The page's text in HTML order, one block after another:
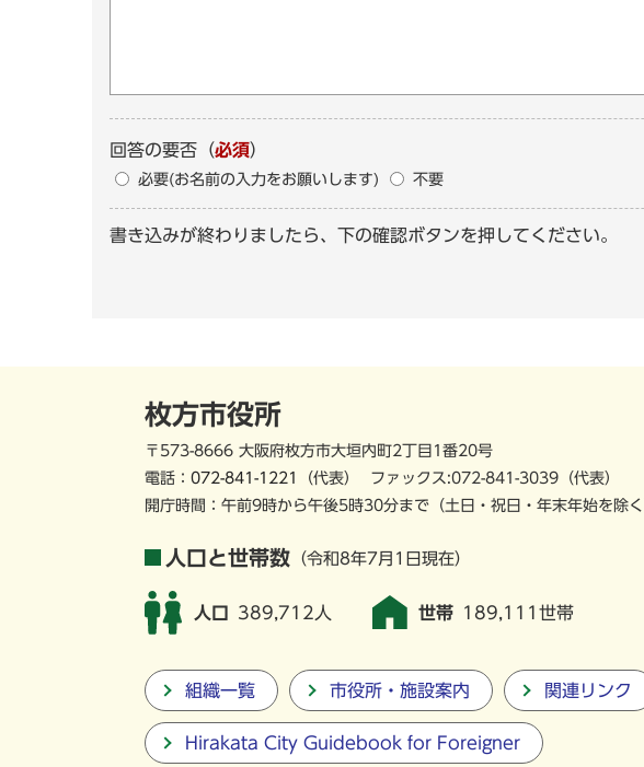
回答の要否 （必須）
必要(お名前の入力をお願いします) 不要
書き込みが終わりましたら、下の確認ボタンを押してください。
枚方市役所
〒573-8666 大阪府枚方市大垣内町2丁目1番20号
電話： 072-841-1221 （代表） ファックス:072-841-3039（代表）
開庁時間：午前9時から午後5時30分まで （土日・祝日・年末年始を除く
人口と世帯数 （令和8年7月1日現在）
人口 389,712人 世帯 189,111世帯
組織一覧 市役所・施設案内 関連リンク
Hirakata City Guidebook for Foreigner